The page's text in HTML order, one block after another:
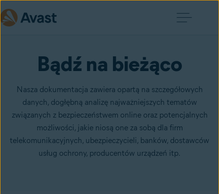
Bądź na bieżąco
Nasza dokumentacja zawiera opartą na szczegółowych
danych, dogłębną analizę najważniejszych tematów
związanych z bezpieczeństwem online oraz potencjalnych
możliwości, jakie niosą one za sobą dla firm
telekomunikacyjnych, ubezpieczycieli, banków, dostawców
usług ochrony, producentów urządzeń itp.